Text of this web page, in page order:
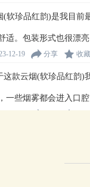
(软珍品红韵)是我目前
适。包装形式也很漂
12-19 分享 收藏
这款云烟(软珍品红韵)
一些烟雾都会进入口